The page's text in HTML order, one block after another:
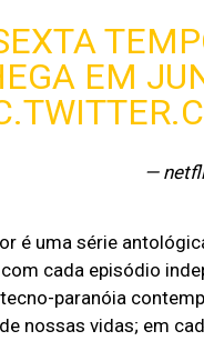
EM
—
é uma série
cada episódio
paranóia
nossas vidas; em